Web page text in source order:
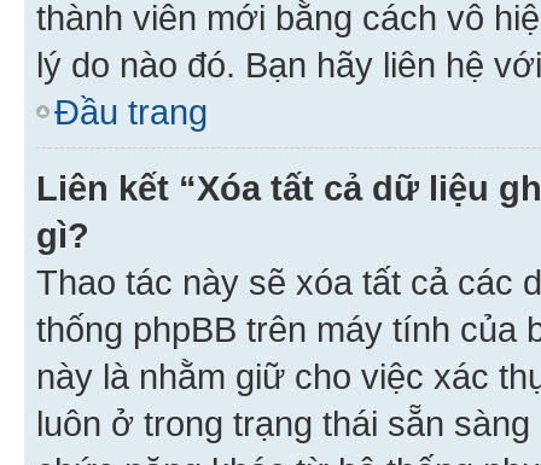
thành viên mới bằng cách vô
lý do nào đó. Bạn hãy liên hệ
Đầu trang
Liên kết “Xóa tất cả dữ liệu
gì?
Thao tác này sẽ xóa tất cả các
thống phpBB trên máy tính của
này là nhằm giữ cho việc xác
luôn ở trong trạng thái sẵn